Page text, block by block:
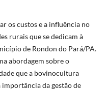
os custos e a influência no
rurais que se dedicam à
de Rondon do Pará/PA.
abordagem sobre o
que a bovinocultura
da gestão de